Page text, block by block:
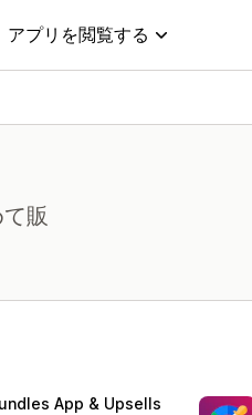
アプリを閲覧する
販
App & Upsells